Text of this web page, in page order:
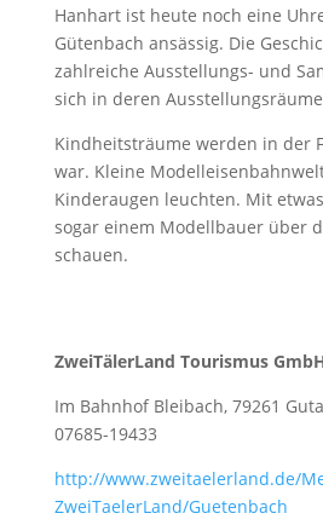
Hanhart ist heute noch eine
Gütenbach ansässig. Die
zahlreiche Ausstellungs- und
sich in deren
Kindheitsträume werden in der
war. Kleine
Kinderaugen leuchten. Mit
sogar einem Modellbauer über
schauen.
ZweiTälerLand Tourismus
Im Bahnhof Bleibach, 79261
07685-19433
http://www.zweitaelerland.de/
ZweiTaelerLand/Guetenbach